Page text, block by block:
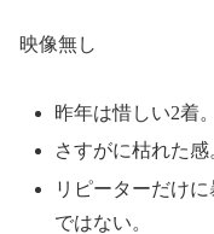
映像無し
昨年は惜しい2着。
さすがに枯れた感
リピーターだけ
ではない。